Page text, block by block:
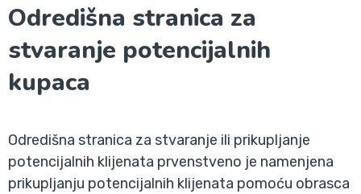
Odredišna stranica za
stvaranje potencijalnih
kupaca
Odredišna stranica za stvaranje ili prikupljanje
potencijalnih klijenata prvenstveno je namenjena
prikupljanju potencijalnih klijenata pomoću obrasca